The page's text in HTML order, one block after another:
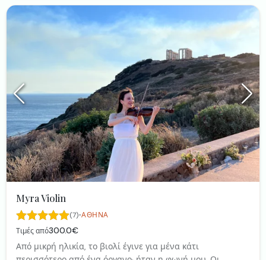
Myra Violin
(7)·ΑΘΉΝΑ
Τιμές από300.0€
Από μικρή ηλικία, το βιολί έγινε για μένα κάτι